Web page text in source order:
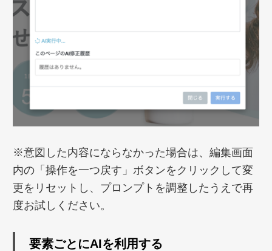
※意図した内容にならなかった場合は、編集画面
内の「操作を一つ戻す」ボタンをクリックして変
更をリセットし、プロンプトを調整したうえで再
度お試しください。
要素ごとにAIを利用する